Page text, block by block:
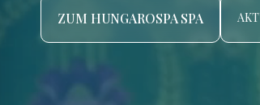
ZUM HUNGAROSPA SPA